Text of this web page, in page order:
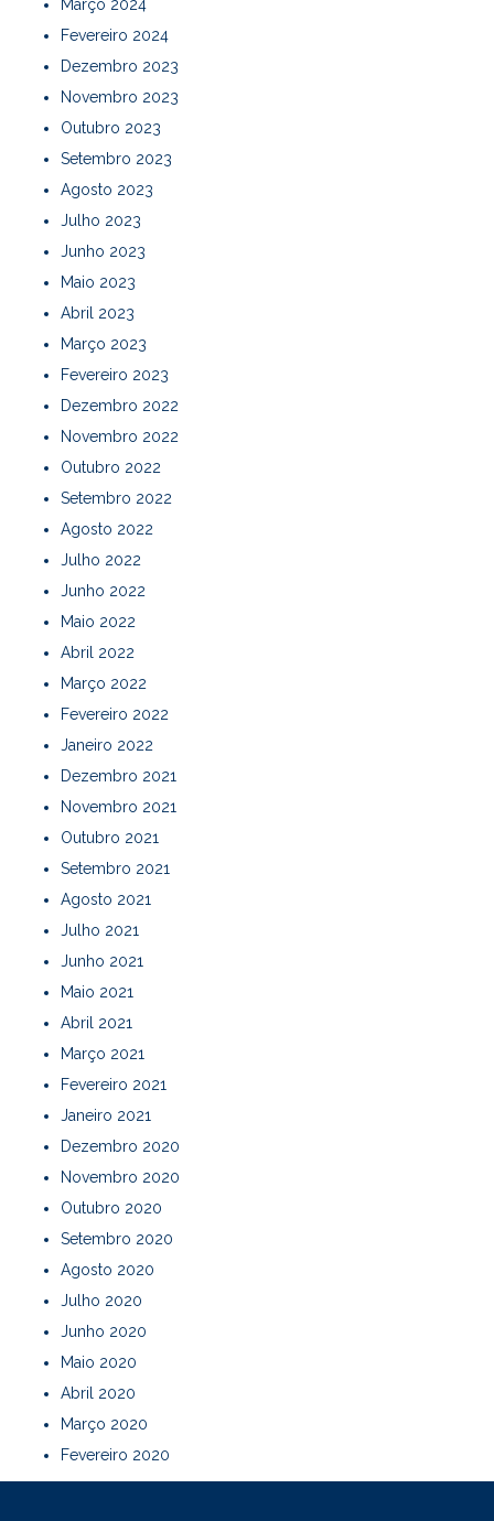
Março 2024
Fevereiro 2024
Dezembro 2023
Novembro 2023
Outubro 2023
Setembro 2023
Agosto 2023
Julho 2023
Junho 2023
Maio 2023
Abril 2023
Março 2023
Fevereiro 2023
Dezembro 2022
Novembro 2022
Outubro 2022
Setembro 2022
Agosto 2022
Julho 2022
Junho 2022
Maio 2022
Abril 2022
Março 2022
Fevereiro 2022
Janeiro 2022
Dezembro 2021
Novembro 2021
Outubro 2021
Setembro 2021
Agosto 2021
Julho 2021
Junho 2021
Maio 2021
Abril 2021
Março 2021
Fevereiro 2021
Janeiro 2021
Dezembro 2020
Novembro 2020
Outubro 2020
Setembro 2020
Agosto 2020
Julho 2020
Junho 2020
Maio 2020
Abril 2020
Março 2020
Fevereiro 2020